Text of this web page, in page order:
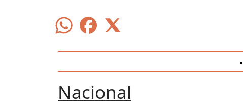
Nacional